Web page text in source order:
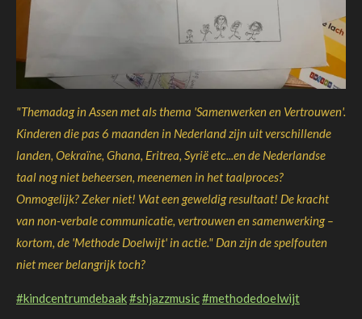
"Themadag in Assen met als thema 'Samenwerken en Vertrouwen'.
Kinderen die pas 6 maanden in Nederland zijn uit verschillende
landen, Oekraïne, Ghana, Eritrea, Syrië etc...en de Nederlandse
taal nog niet beheersen, meenemen in het taalproces?
Onmogelijk? Zeker niet! Wat een geweldig resultaat! De kracht
van non-verbale communicatie, vertrouwen en samenwerking –
kortom, de 'Methode Doelwijt' in actie." Dan zijn de spelfouten
niet meer belangrijk toch?
#kindcentrumdebaak#shjazzmusic#methodedoelwijt